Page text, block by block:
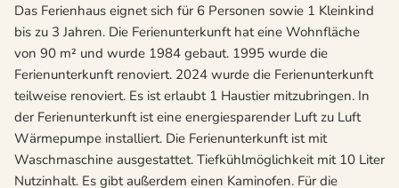
Das Ferienhaus eignet sich für 6 Personen sowie 1 Kleinkind
bis zu 3 Jahren. Die Ferienunterkunft hat eine Wohnfläche
von 90 m² und wurde 1984 gebaut. 1995 wurde die
Ferienunterkunft renoviert. 2024 wurde die Ferienunterkunft
teilweise renoviert. Es ist erlaubt 1 Haustier mitzubringen. In
der Ferienunterkunft ist eine energiesparender Luft zu Luft
Wärmepumpe installiert. Die Ferienunterkunft ist mit
Waschmaschine ausgestattet. Tiefkühlmöglichkeit mit 10 Liter
Nutzinhalt. Es gibt außerdem einen Kaminofen. Für die